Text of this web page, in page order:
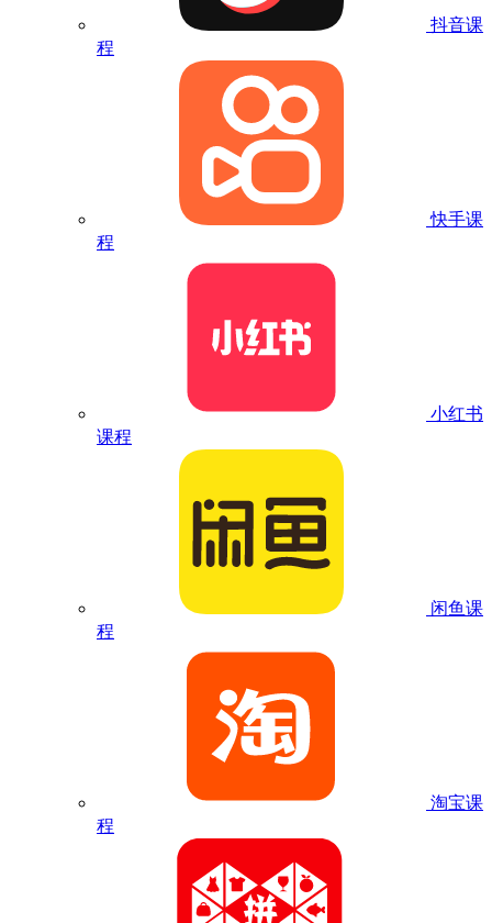
抖音课
程
快手课
程
小红书
课程
闲鱼课
程
淘宝课
程